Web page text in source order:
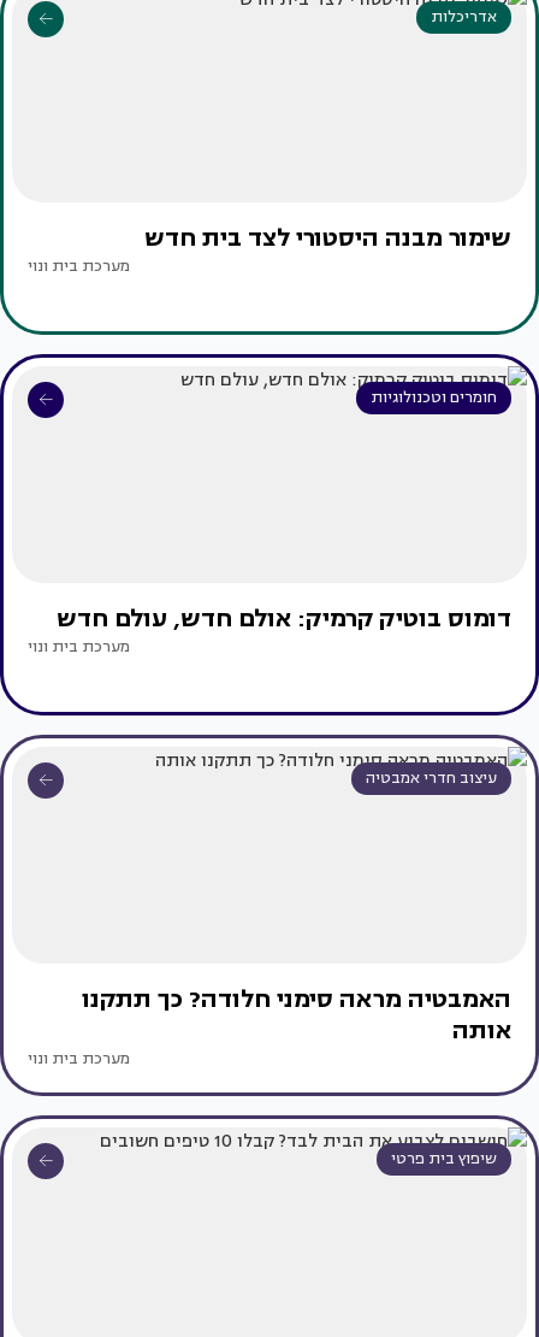
אדריכלות
שימור מבנה היסטורי לצד בית חדש
מערכת בית ונוי
חומרים וטכנולוגיות
דומוס בוטיק קרמיק: אולם חדש, עולם חדש
מערכת בית ונוי
עיצוב חדרי אמבטיה
האמבטיה מראה סימני חלודה? כך תתקנו
אותה
מערכת בית ונוי
שיפוץ בית פרטי